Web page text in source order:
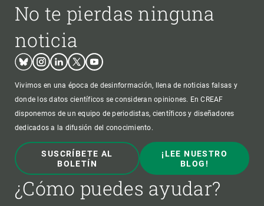
No te pierdas ninguna
noticia
BlueskyInstagram
LinkedinTwitterYoutube
Vivimos en una época de desinformación, llena de noticias falsas y
donde los datos científicos se consideran opiniones. En CREAF
disponemos de un equipo de periodistas, científicos y diseñadores
dedicados a la difusión del conocimiento.
SUSCRÍBETE AL
BOLETÍN
¡LEE NUESTRO
BLOG!
¿Cómo puedes ayudar?